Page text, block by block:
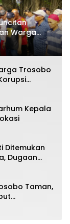
Warga
Trosobo
Kepala
Ditemukan
Dugaan
Taman,